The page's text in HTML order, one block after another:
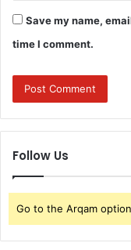
Save my name,
time I comment.
Follow Us
Go to the Arqam